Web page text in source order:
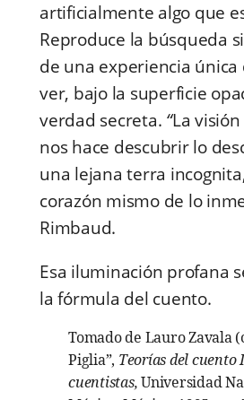
artificialmente algo que
Reproduce la búsqueda
de una experiencia
ver, bajo la superficie
verdad secreta. “La
nos hace descubrir lo
una lejana terra
corazón mismo de lo
Rimbaud.
Esa iluminación profana
la fórmula del cuento.
Tomado de Lauro Zavala
Piglia”, Teorías del cuento
cuentistas,Universidad